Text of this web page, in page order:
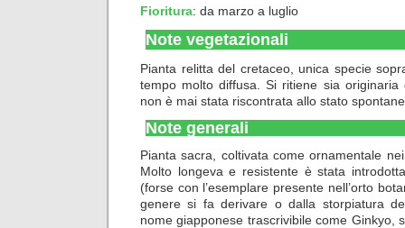
Fioritura: da marzo a luglio
Note vegetazionali
Pianta relitta del cretaceo, unica specie
tempo molto diffusa. Si ritiene sia originaria
non è mai stata riscontrata allo stato
Note generali
Pianta sacra, coltivata come ornamentale
Molto longeva e resistente è stata
(forse con l’esemplare presente nell’orto
genere si fa derivare o dalla storpiatura
nome giapponese trascrivibile come Ginkyo,